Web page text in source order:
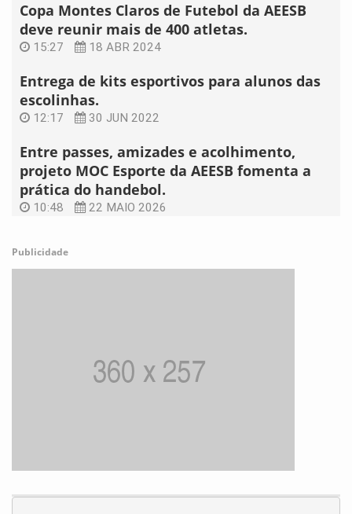
Copa Montes Claros de Futebol da AEESB
deve reunir mais de 400 atletas.
15:27 18 ABR 2024
Entrega de kits esportivos para alunos das
escolinhas.
12:17 30 JUN 2022
Entre passes, amizades e acolhimento,
projeto MOC Esporte da AEESB fomenta a
prática do handebol.
10:48 22 MAIO 2026
Publicidade